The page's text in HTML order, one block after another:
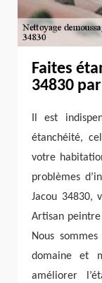
Faites
34830
Il est
étanchéité,
votre
problèmes
Jacou 34830,
Artisan
Nous
domaine et
améliorer